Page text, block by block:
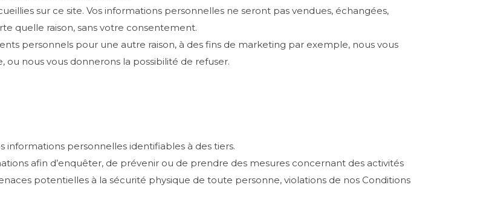
sur ce site. Vos informations personnelles ne seront pas vendues, échangées,
quelle raison, sans votre consentement.
personnels pour une autre raison, à des fins de marketing par exemple, nous vous
nous vous donnerons la possibilité de refuser.
informations personnelles identifiables à des tiers.
afin d’enquêter, de prévenir ou de prendre des mesures concernant des activités
potentielles à la sécurité physique de toute personne, violations de nos Conditions